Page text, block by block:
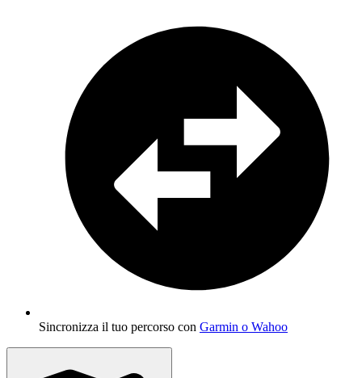
Sincronizza il tuo percorso con Garmin o Wahoo